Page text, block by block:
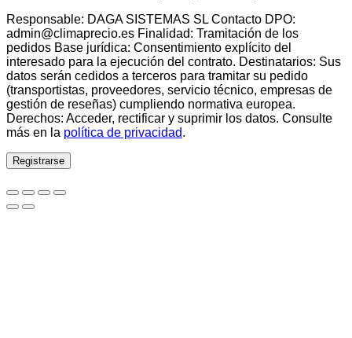
Responsable: DAGA SISTEMAS SL Contacto DPO:
admin@climaprecio.es Finalidad: Tramitación de los
pedidos Base jurídica: Consentimiento explícito del
interesado para la ejecución del contrato. Destinatarios: Sus
datos serán cedidos a terceros para tramitar su pedido
(transportistas, proveedores, servicio técnico, empresas de
gestión de reseñas) cumpliendo normativa europea.
Derechos: Acceder, rectificar y suprimir los datos. Consulte
más en la política de privacidad.
Registrarse